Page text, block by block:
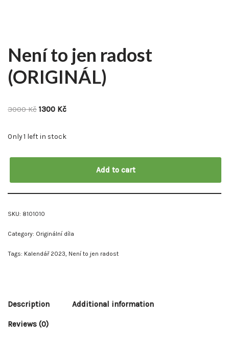
Není to jen radost
(ORIGINÁL)
3000Kč 1300 Kč
Only 1 left in stock
Add to cart
SKU: 8101010
Category: Originální díla
Tags: Kalendář 2023, Není to jen radost
Description Additional information
Reviews (0)